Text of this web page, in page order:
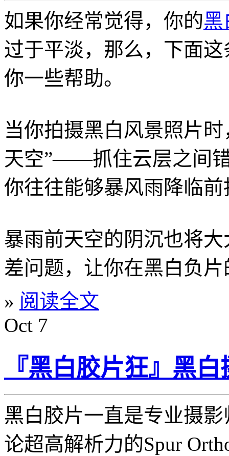
如果你经常觉得，你的黑
过于平淡，那么，下面
你一些帮助。
当你拍摄黑白风景照片
天空”——抓住云层之间
你往往能够暴风雨降临
暴雨前天空的阴沉也将
差问题，让你在黑白负
» 阅读全文
Oct 7
『黑白胶片狂』黑
黑白胶片一直是专业摄
论超高解析力的Spur